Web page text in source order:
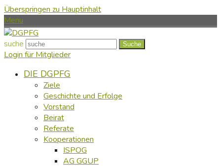
Überspringen zu Hauptinhalt
Menu
suche Suche
Login für Mitglieder
DIE DGPFG
Ziele
Geschichte und Erfolge
Vorstand
Beirat
Referate
Kooperationen
ISPOG
AG GGUP